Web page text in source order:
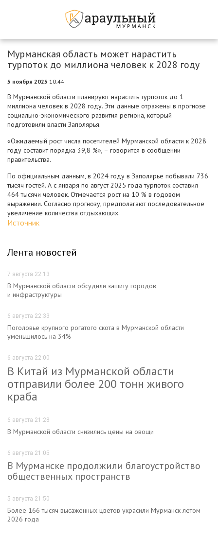
Мурманская область может нарастить
турпоток до миллиона человек к 2028 году
5 ноября 2025 10:44
В Мурманской области планируют нарастить турпоток до 1
миллиона человек в 2028 году. Эти данные отражены в прогнозе
социально-экономического развития региона, который
подготовили власти Заполярья.
«Ожидаемый рост числа посетителей Мурманской области к 2028
году составит порядка 39,8 %», – говорится в сообщении
правительства.
По официальным данным, в 2024 году в Заполярье побывали 736
тысяч гостей. А с января по август 2025 года турпоток составил
464 тысячи человек. Отмечается рост на 10 % в годовом
выражении. Согласно прогнозу, предполагают последовательное
увеличение количества отдыхающих.
Источник
Лента новостей
7 августа 22:13
В Мурманской области обсудили защиту городов
и инфраструктуры
6 августа 22:33
Поголовье крупного рогатого скота в Мурманской области
уменьшилось на 34%
6 августа 22:00
В Китай из Мурманской области
отправили более 200 тонн живого
краба
6 августа 21:28
В Мурманской области снизились цены на овощи
6 августа 21:05
В Мурманске продолжили благоустройство
общественных пространств
5 августа 21:50
Более 166 тысяч высаженных цветов украсили Мурманск летом
2026 года